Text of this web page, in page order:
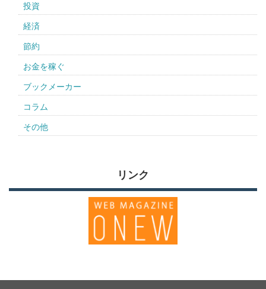
投資
経済
節約
お金を稼ぐ
ブックメーカー
コラム
その他
リンク